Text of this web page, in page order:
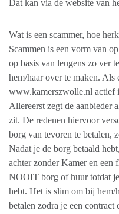
Dat kan via de website van
Wat is een scammer, hoe
Scammen is een vorm van
op basis van leugens zo ver
hem/haar over te maken. Als
www.kamerszwolle.nl actief
Allereerst zegt de aanbieder
zit. De redenen hiervoor
borg van tevoren te betalen,
Nadat je de borg betaald
achter zonder Kamer en een
NOOIT borg of huur totdat
hebt. Het is slim om bij hem/
betalen zodra je een